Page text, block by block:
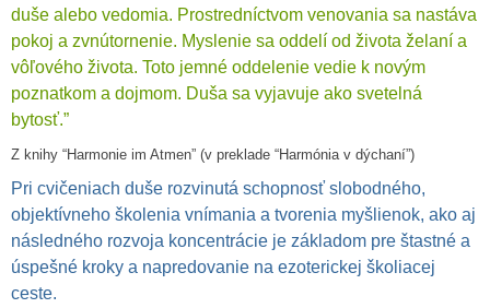
duše alebo vedomia. Prostredníctvom venovania sa nastáva
pokoj a zvnútornenie. Myslenie sa oddelí od života želaní a
vôľového života. Toto jemné oddelenie vedie k novým
poznatkom a dojmom. Duša sa vyjavuje ako svetelná
bytosť.”
Z knihy “Harmonie im Atmen” (v preklade “Harmónia v dýchaní”)
Pri cvičeniach duše rozvinutá schopnosť slobodného,
objektívneho školenia vnímania a tvorenia myšlienok, ako aj
následného rozvoja koncentrácie je základom pre štastné a
úspešné kroky a napredovanie na ezoterickej školiacej
ceste.